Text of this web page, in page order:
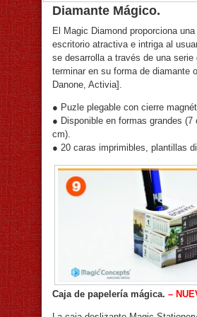
Diamante Mágico.
El Magic Diamond proporciona
escritorio atractiva e intriga al
se desarrolla a través de una serie
terminar en su forma de diamante
Danone, Activia].
● Puzle plegable con cierre
● Disponible en formas grandes (7
cm).
● 20 caras imprimibles, plantillas
Caja de papelería mágica. –